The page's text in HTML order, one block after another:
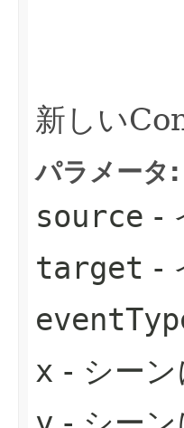
新しい
パラメータ:
source -
target -
x - シー